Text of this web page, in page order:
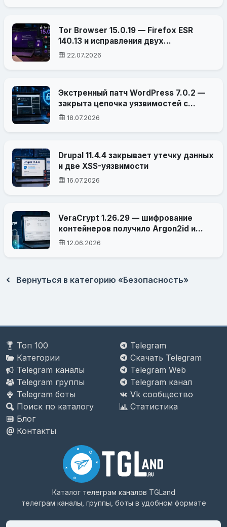
Tor Browser 15.0.19 — Firefox ESR
140.13 и исправления двух
критических уязвимостей
22.07.2026
Экстренный патч WordPress 7.0.2 —
закрыта цепочка уязвимостей с
удалённым выполнением кода
18.07.2026
Drupal 11.4.4 закрывает утечку данных
и две XSS-уязвимости
16.07.2026
VeraCrypt 1.26.29 — шифрование
контейнеров получило Argon2id и
важные исправления безопасности
12.06.2026
Вернуться в категорию «Безопасность»
Топ 100
Категории
Telegram каналы
Telegram группы
Telegram боты
Поиск по каталогу
Блог
Контакты
Telegram
Скачать Telegram
Telegram Web
Telegram канал
Vk сообщество
Статистика
Каталог телеграм каналов TGLand
телеграм каналы, группы, боты в удобном формате